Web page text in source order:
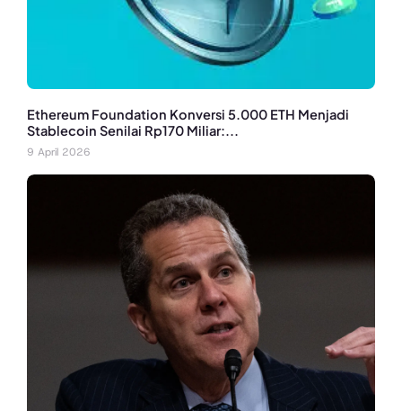
Ethereum Foundation Konversi 5.000 ETH Menjadi
Stablecoin Senilai Rp170 Miliar:...
9 April 2026